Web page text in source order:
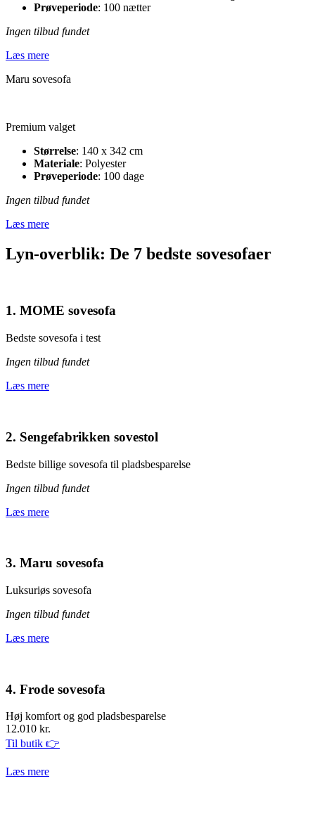
Prøveperiode: 100 nætter
Ingen tilbud fundet
Læs mere
Maru sovesofa
Premium valget
Størrelse: 140 x 342 cm
Materiale: Polyester
Prøveperiode: 100 dage
Ingen tilbud fundet
Læs mere
Lyn-overblik: De 7 bedste sovesofaer
1. MOME sovesofa
Bedste sovesofa i test
Ingen tilbud fundet
Læs mere
2. Sengefabrikken sovestol
Bedste billige sovesofa til pladsbesparelse
Ingen tilbud fundet
Læs mere
3. Maru sovesofa
Luksuriøs sovesofa
Ingen tilbud fundet
Læs mere
4. Frode sovesofa
Høj komfort og god pladsbesparelse
12.010 kr.
Til butik 👉
Læs mere